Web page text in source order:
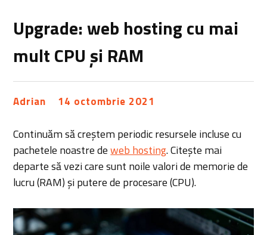
Upgrade: web hosting cu mai
mult CPU și RAM
Adrian 14 octombrie 2021
Continuăm să creștem periodic resursele incluse cu
pachetele noastre deweb hosting. Citește mai
departe să vezi care sunt noile valori de memorie de
lucru (RAM) și putere de procesare (CPU).